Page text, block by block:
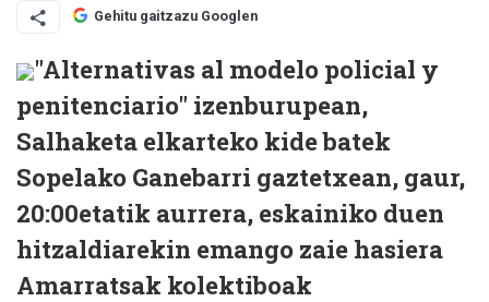
Gehitu gaitzazu Googlen
"Alternativas al modelo policial y
penitenciario" izenburupean,
Salhaketa elkarteko kide batek
Sopelako Ganebarri gaztetxean, gaur,
20:00etatik aurrera, eskainiko duen
hitzaldiarekin emango zaie hasiera
Amarratsak kolektiboak